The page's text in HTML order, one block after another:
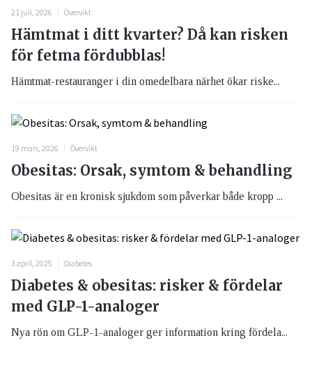
21 juli, 2026 Övervikt
Hämtmat i ditt kvarter? Då kan risken
för fetma fördubblas!
Hämtmat-restauranger i din omedelbara närhet ökar riske...
19 mars, 2026 Övervikt
Obesitas: Orsak, symtom & behandling
Obesitas är en kronisk sjukdom som påverkar både kropp ...
3 april, 2025 Diabetes
Diabetes & obesitas: risker & fördelar
med GLP-1-analoger
Nya rön om GLP-1-analoger ger information kring fördela...